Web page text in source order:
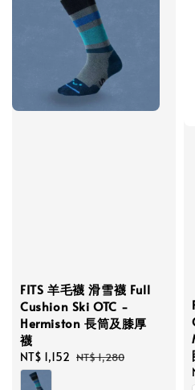
FITS 羊毛襪 滑雪襪 Full
Cushion Ski OTC -
Hermiston 長筒及膝厚
襪
Sale
price
NT$ 1,152 Regular
NT$ 1,280